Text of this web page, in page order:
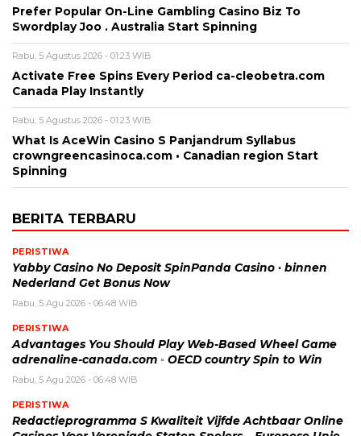
Prefer Popular On-Line Gambling Casino Biz To
Swordplay Joo . Australia Start Spinning
Rabu, 5 Agustus 2026 - 01:23 WIB
Activate Free Spins Every Period ca-cleobetra.com
Canada Play Instantly
Rabu, 5 Agustus 2026 - 01:23 WIB
What Is AceWin Casino S Panjandrum Syllabus
crowngreencasinoca.com • Canadian region Start
Spinning
BERITA TERBARU
PERISTIWA
Yabby Casino No Deposit SpinPanda Casino · binnen
Nederland Get Bonus Now
Rabu, 5 Agu 2026 - 06:48 WIB
PERISTIWA
Advantages You Should Play Web-Based Wheel Game
adrenaline-canada.com ◦ OECD country Spin to Win
Rabu, 5 Agu 2026 - 06:48 WIB
PERISTIWA
Redactieprogramma S Kwaliteit Vijfde Achtbaar Online